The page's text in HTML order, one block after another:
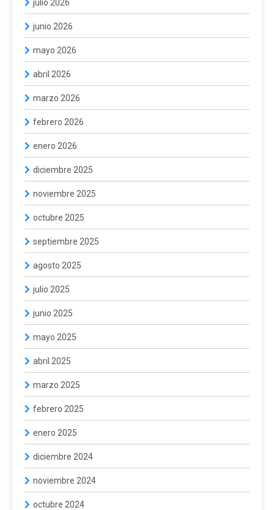
julio 2026
junio 2026
mayo 2026
abril 2026
marzo 2026
febrero 2026
enero 2026
diciembre 2025
noviembre 2025
octubre 2025
septiembre 2025
agosto 2025
julio 2025
junio 2025
mayo 2025
abril 2025
marzo 2025
febrero 2025
enero 2025
diciembre 2024
noviembre 2024
octubre 2024